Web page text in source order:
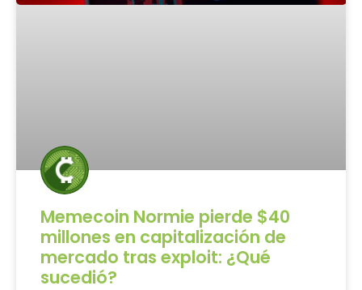
Memecoin Normie pierde $40
millones en capitalización de
mercado tras exploit: ¿Qué
sucedió?